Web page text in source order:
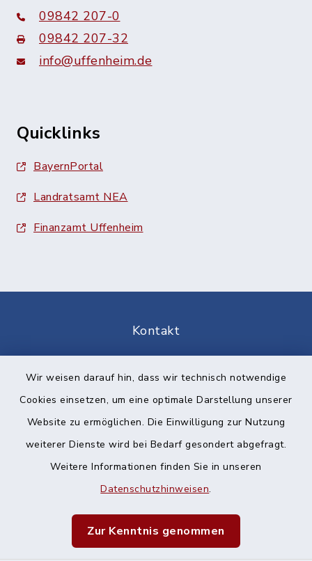
Wir weisen darauf hin, dass wir technisch notwendige
Cookies einsetzen, um eine optimale Darstellung unserer
Website zu ermöglichen. Die Einwilligung zur Nutzung
weiterer Dienste wird bei Bedarf gesondert abgefragt.
Weitere Informationen finden Sie in unseren
Datenschutzhinweisen.
Zur Kenntnis genommen
09842 207-0
09842 207-32
info@uffenheim.de
Quicklinks
BayernPortal
Landratsamt NEA
Finanzamt Uffenheim
Kontakt
Datenschutz
Impressum
Sitemap
Cookie-Einstellungen